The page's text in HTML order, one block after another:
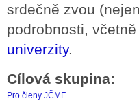
srdečně zvou
podrobnosti,
univerzity.
Cílová skupina:
Pro členy JČMF.